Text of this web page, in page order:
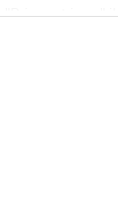
scanning af